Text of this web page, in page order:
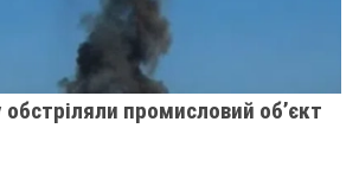
промисловий обʼєкт